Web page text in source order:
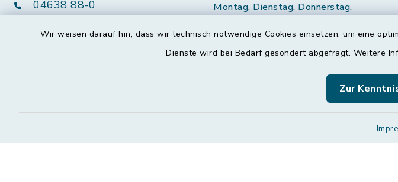
Wir weisen darauf hin, dass wir technisch notwendige Cookies einsetzen, um eine
Dienste wird bei Bedarf gesondert abgefragt. Weitere
Zur
04638 88-0
info@amt-oeversee.de
Montag, Dienstag, Donnerstag,
08:30-12:00 Uhr